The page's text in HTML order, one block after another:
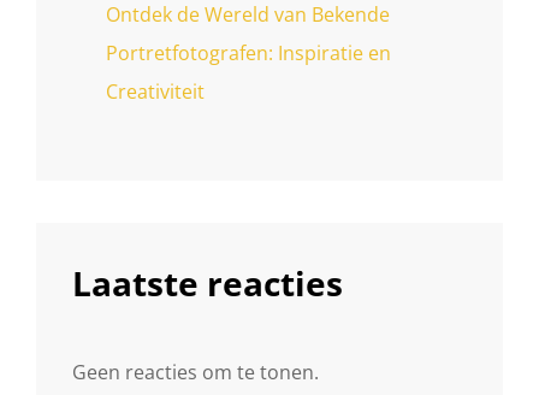
Ontdek de Wereld van Bekende
Portretfotografen: Inspiratie en
Creativiteit
Laatste reacties
Geen reacties om te tonen.